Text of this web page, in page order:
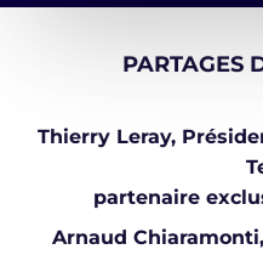
PARTAGES
Thierry Leray,
partenaire
Arnaud